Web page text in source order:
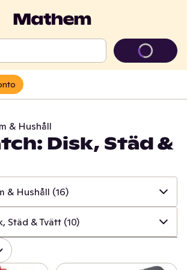
& Hushåll
Disk, Städ &
& Hushåll (16)
& Grönt
Städ & Tvätt (10)